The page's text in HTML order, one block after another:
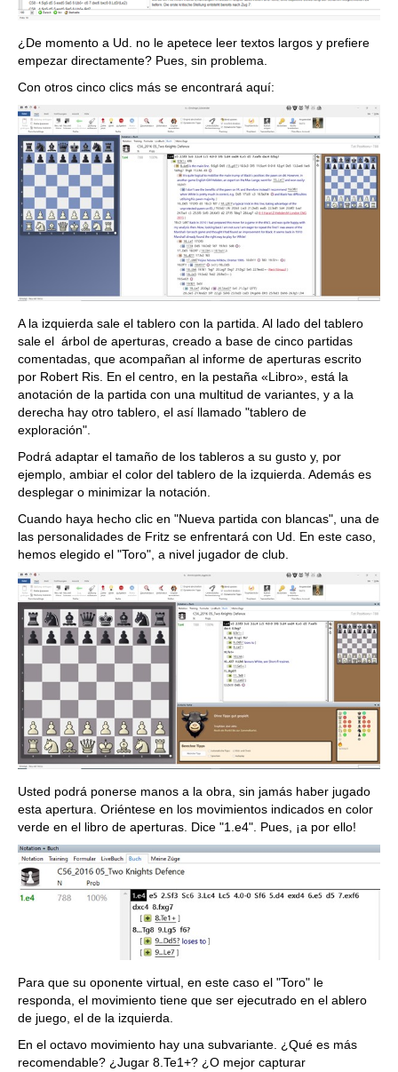
¿De momento a Ud. no le apetece leer textos largos y prefiere
empezar directamente? Pues, sin problema.
Con otros cinco clics más se encontrará aquí:
A la izquierda sale el tablero con la partida. Al lado del tablero
sale el árbol de aperturas, creado a base de cinco partidas
comentadas, que acompañan al informe de aperturas escrito
por Robert Ris. En el centro, en la pestaña «Libro», está la
anotación de la partida con una multitud de variantes, y a la
derecha hay otro tablero, el así llamado "tablero de
exploración".
Podrá adaptar el tamaño de los tableros a su gusto y, por
ejemplo, ambiar el color del tablero de la izquierda. Además es
desplegar o minimizar la notación.
Cuando haya hecho clic en "Nueva partida con blancas", una de
las personalidades de Fritz se enfrentará con Ud. En este caso,
hemos elegido el "Toro", a nivel jugador de club.
Usted podrá ponerse manos a la obra, sin jamás haber jugado
esta apertura. Oriéntese en los movimientos indicados en color
verde en el libro de aperturas. Dice "1.e4". Pues, ¡a por ello!
Para que su oponente virtual, en este caso el "Toro" le
responda, el movimiento tiene que ser ejecutrado en el ablero
de juego, el de la izquierda.
En el octavo movimiento hay una subvariante. ¿Qué es más
recomendable? ¿Jugar 8.Te1+? ¿O mejor capturar